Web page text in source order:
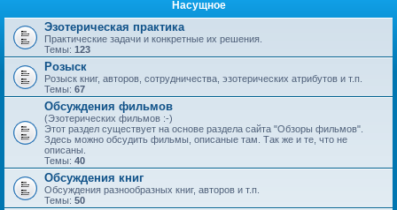
Насущное
Эзотерическая практика
Практические задачи и конкретные их решения.
Темы: 123
Розыск
Розыск книг, авторов, сотрудничества, эзотерических атрибутов и т.п.
Темы: 67
Обсуждения фильмов
(Эзотерических фильмов :-)
Этот раздел существует на основе раздела сайта "Обзоры фильмов".
Здесь можно обсудить фильмы, описаные там. Так же и те, что не
описаны.
Темы: 40
Обсуждения книг
Обсуждения разнообразных книг, авторов и т.п.
Темы: 50